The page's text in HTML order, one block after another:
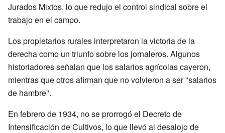
Jurados Mixtos, lo que redujo el control sindical sobre el
trabajo en el campo.
Los propietarios rurales interpretaron la victoria de la
derecha como un triunfo sobre los jornaleros. Algunos
historiadores señalan que los salarios agrícolas cayeron,
mientras que otros afirman que no volvieron a ser "salarios
de hambre".
En febrero de 1934, no se prorrogó el Decreto de
Intensificación de Cultivos, lo que llevó al desalojo de